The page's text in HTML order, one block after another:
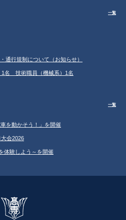
一覧
通行規制について（お知らせ）
名 技術職員（機械系）1名
一覧
を動かそう！」を開催
会2026
体験しよう～を開催